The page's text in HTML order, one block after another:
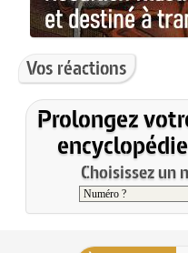
Vos réactions
Prolongez
Choisissez un